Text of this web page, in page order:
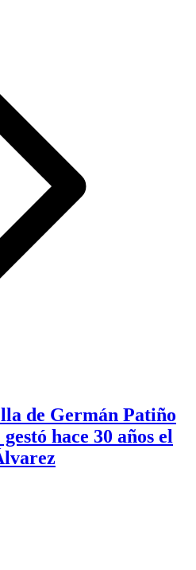
de Germán Patiño
hace 30 años el